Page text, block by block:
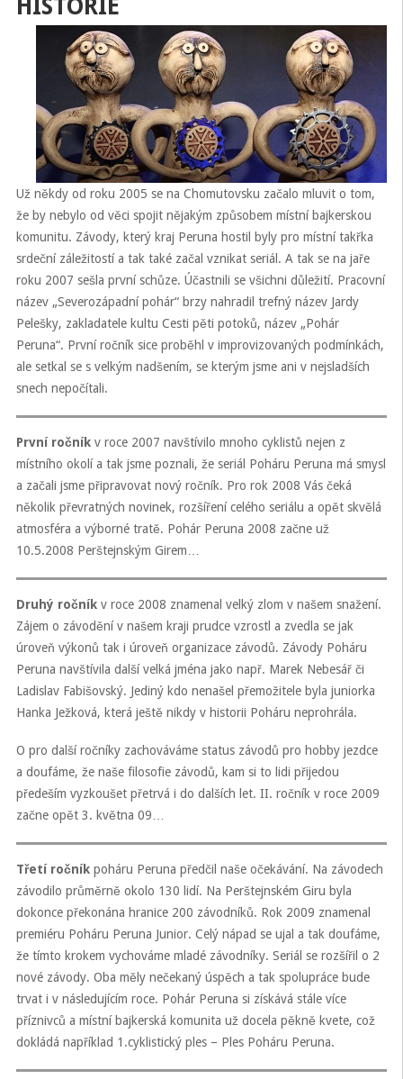
HISTORIE
Už někdy od roku 2005 se na Chomutovsku začalo mluvit o tom,
že by nebylo od věci spojit nějakým způsobem místní bajkerskou
komunitu. Závody, který kraj Peruna hostil byly pro místní takřka
srdeční záležitostí a tak také začal vznikat seriál. A tak se na jaře
roku 2007 sešla první schůze. Účastnili se všichni důležití. Pracovní
název „Severozápadní pohár“ brzy nahradil trefný název Jardy
Pelešky, zakladatele kultu Cesti pěti potoků, název „Pohár
Peruna“. První ročník sice proběhl v improvizovaných podmínkách,
ale setkal se s velkým nadšením, se kterým jsme ani v nejsladších
snech nepočítali.
První ročníkv roce 2007 navštívilo mnoho cyklistů nejen z
místního okolí a tak jsme poznali, že seriál Poháru Peruna má smysl
a začali jsme připravovat nový ročník. Pro rok 2008 Vás čeká
několik převratných novinek, rozšíření celého seriálu a opět skvělá
atmosféra a výborné tratě. Pohár Peruna 2008 začne už
10.5.2008 Perštejnským Girem…
Druhý ročníkv roce 2008 znamenal velký zlom v našem snažení.
Zájem o závodění v našem kraji prudce vzrostl a zvedla se jak
úroveň výkonů tak i úroveň organizace závodů. Závody Poháru
Peruna navštívila další velká jména jako např. Marek Nebesář či
Ladislav Fabišovský. Jediný kdo nenašel přemožitele byla juniorka
Hanka Ježková, která ještě nikdy v historii Poháru neprohrála.
O pro další ročníky zachováváme status závodů pro hobby jezdce
a doufáme, že naše filosofie závodů, kam si to lidi přijedou
předeším vyzkoušet přetrvá i do dalších let. II. ročník v roce 2009
začne opět 3. května 09…
Třetí ročníkpoháru Peruna předčil naše očekávání. Na závodech
závodilo průměrně okolo 130 lidí. Na Perštejnském Giru byla
dokonce překonána hranice 200 závodníků. Rok 2009 znamenal
premiéru Poháru Peruna Junior. Celý nápad se ujal a tak doufáme,
že tímto krokem vychováme mladé závodníky. Seriál se rozšířil o 2
nové závody. Oba měly nečekaný úspěch a tak spolupráce bude
trvat i v následujícím roce. Pohár Peruna si získává stále více
příznivců a místní bajkerská komunita už docela pěkně kvete, což
dokládá například 1.cyklistický ples – Ples Poháru Peruna.